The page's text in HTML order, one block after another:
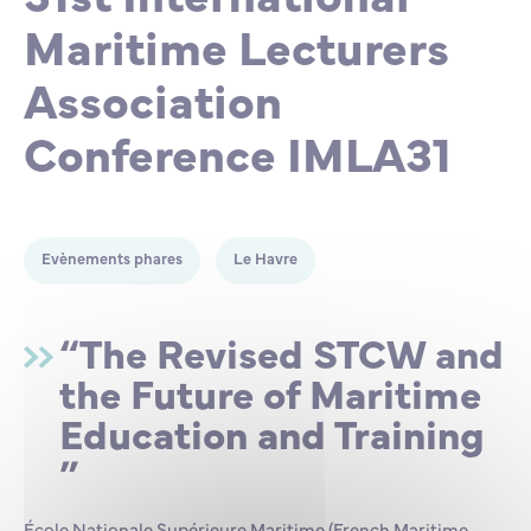
Lycée Professionnel Maritime de Bastia
Nos engagements
L’ENSM recrute
Contacts de la Recherche à l’ENSM
L'international
Évènements internationaux
Nos partenaires
La scolarité et la vie étudiante
Bourses d’études
Faire un don
Maritime Lecturers
Association
Conference IMLA31
Evènements phares Le Havre
“The Revised STCW and
the Future of Maritime
Education and Training
”